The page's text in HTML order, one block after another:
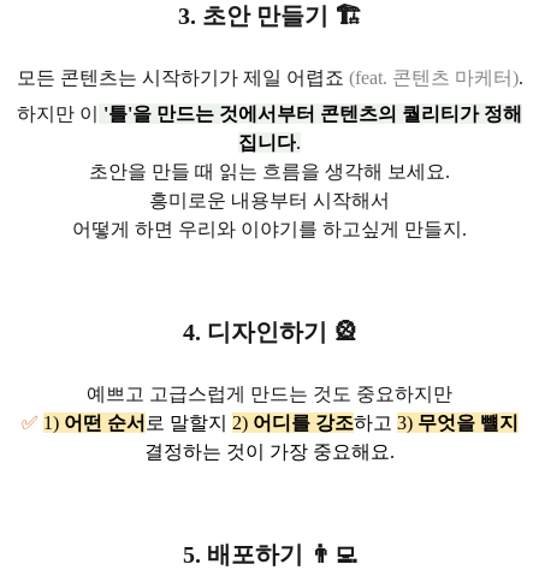
3. 초안 만들기 🏗️
모든 콘텐츠는 시작하기가 제일 어렵죠 (feat. 콘텐츠 마케터).
하지만 이
'틀'을 만드는 것에서부터 콘텐츠의 퀄리티가 정해
집니다.
초안을 만들 때 읽는 흐름을 생각해 보세요.
흥미로운 내용부터 시작해서
어떻게 하면 우리와 이야기를 하고싶게 만들지.
4. 디자인하기 🎡
예쁘고 고급스럽게 만드는 것도 중요하지만
✅ 1) 어떤 순서 로 말할지 2) 어디를 강조하고 3) 무엇을 뺼지
결정하는 것이 가장 중요해요.
5. 배포하기 👨‍💻